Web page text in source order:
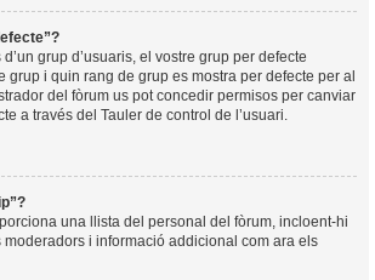
grup d’usuaris, el vostre grup per defecte
grup i quin rang de grup es mostra per defecte per al
del fòrum us pot concedir permisos per canviar
a través del Tauler de control de l’usuari.
una llista del personal del fòrum, incloent-hi
i informació addicional com ara els